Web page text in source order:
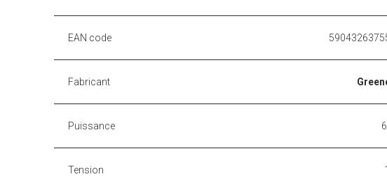
EAN code
Fabricant
Puissance
Tension